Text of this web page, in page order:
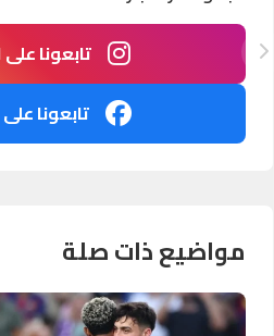
تابعونا
تابعونا
مواضيع ذات صلة